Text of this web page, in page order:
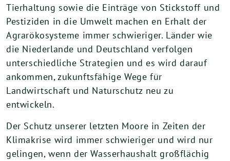
Tierhaltung sowie die Einträge von Stickstoff und
Pestiziden in die Umwelt machen en Erhalt der
Agrarökosysteme immer schwieriger. Länder wie
die Niederlande und Deutschland verfolgen
unterschiedliche Strategien und es wird darauf
ankommen, zukunftsfähige Wege für
Landwirtschaft und Naturschutz neu zu
entwickeln.
Der Schutz unserer letzten Moore in Zeiten der
Klimakrise wird immer schwieriger und wird nur
gelingen, wenn der Wasserhaushalt großflächig